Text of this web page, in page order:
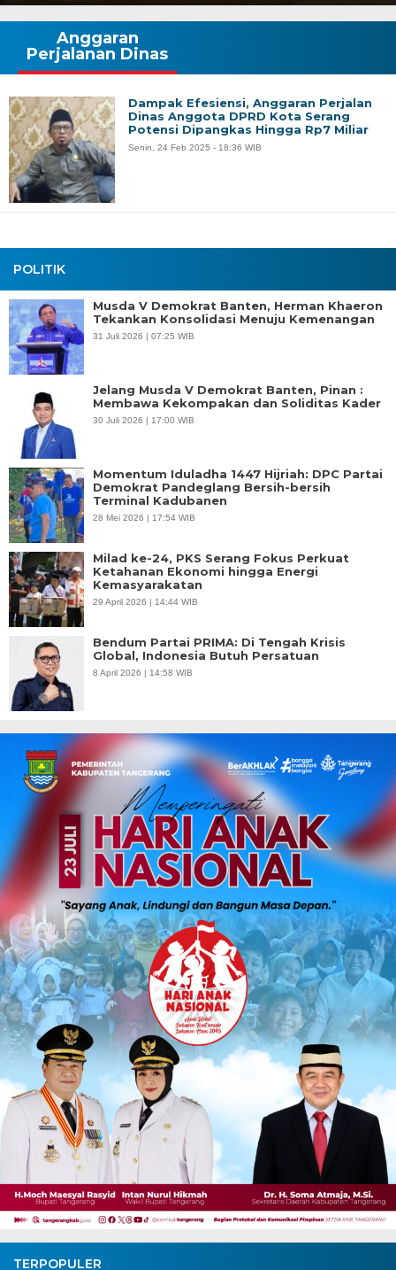
POLITIK
Musda V Demokrat Banten, Herman Khaeron
Tekankan Konsolidasi Menuju Kemenangan
31 Juli 2026 | 07:25 WIB
Jelang Musda V Demokrat Banten, Pinan :
Membawa Kekompakan dan Soliditas Kader
30 Juli 2026 | 17:00 WIB
Momentum Iduladha 1447 Hijriah: DPC Partai
Demokrat Pandeglang Bersih-bersih
Terminal Kadubanen
28 Mei 2026 | 17:54 WIB
Milad ke-24, PKS Serang Fokus Perkuat
Ketahanan Ekonomi hingga Energi
Kemasyarakatan
29 April 2026 | 14:44 WIB
Bendum Partai PRIMA: Di Tengah Krisis
Global, Indonesia Butuh Persatuan
8 April 2026 | 14:58 WIB
TERPOPULER
Anggaran
Perjalanan Dinas
Dampak Efesiensi, Anggaran Perjalan
Dinas Anggota DPRD Kota Serang
Potensi Dipangkas Hingga Rp7 Miliar
Senin, 24 Feb 2025 - 18:36 WIB